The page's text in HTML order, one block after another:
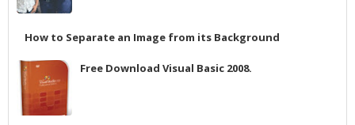
How to Separate an Image from its Background
Free Download Visual Basic 2008.